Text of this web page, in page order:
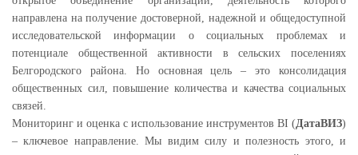
направлена на получение достоверной, надежной и общедоступной
исследовательской информации о социальных проблемах и
потенциале общественной активности в сельских поселениях
Белгородского района. Но основная цель – это консолидация
общественных сил, повышение количества и качества социальных
связей.
Мониторинг и оценка с использование инструментов BI (ДатаВИЗ)
– ключевое направление. Мы видим силу и полезность этого, и